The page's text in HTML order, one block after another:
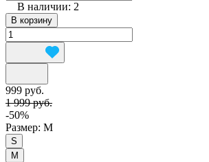
В наличии: 2
В корзину
999 руб.
1 999 руб.
-50%
Размер: M
S
M